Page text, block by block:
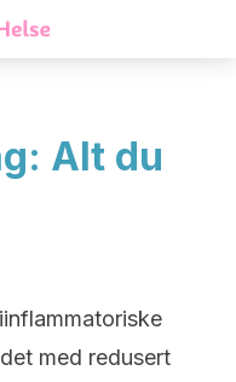
Alt du
med redusert